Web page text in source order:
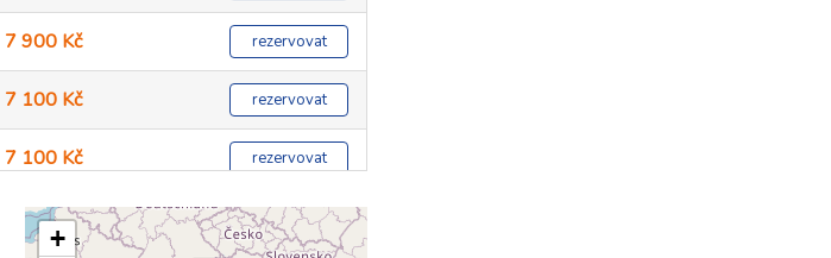
7 900 Kč rezervovat
7 100 Kč rezervovat
7 100 Kč rezervovat
+